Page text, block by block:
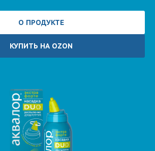
О ПРОДУКТЕ
КУПИТЬ НА OZON